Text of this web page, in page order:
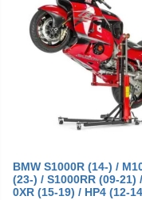
BMW S1000R (14-) /
(23-) / S1000RR (09-21)
0XR (15-19) / HP4 (12-